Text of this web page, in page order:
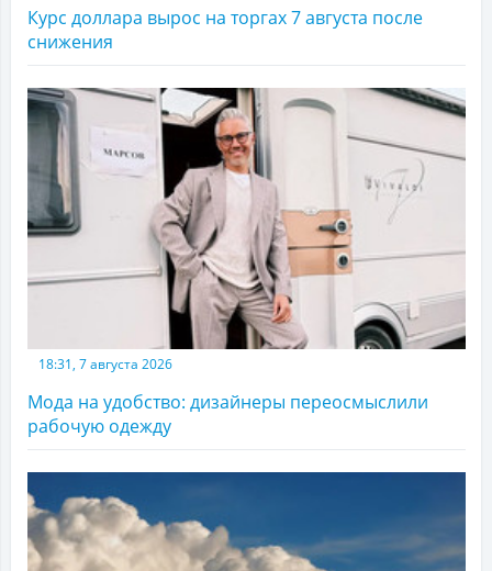
Курс доллара вырос на торгах 7 августа после
снижения
18:31, 7 августа 2026
Мода на удобство: дизайнеры переосмыслили
рабочую одежду